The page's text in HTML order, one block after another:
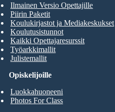
Opiskelijoille
Luokkahuoneeni
Photos For Class
Ilmainen Versio Opettajille
Piirin Paketit
Koulukirjastot ja Mediakeskukset
Koulutusistunnot
Kaikki Opettajaresurssit
Työarkkimallit
Julistemallit